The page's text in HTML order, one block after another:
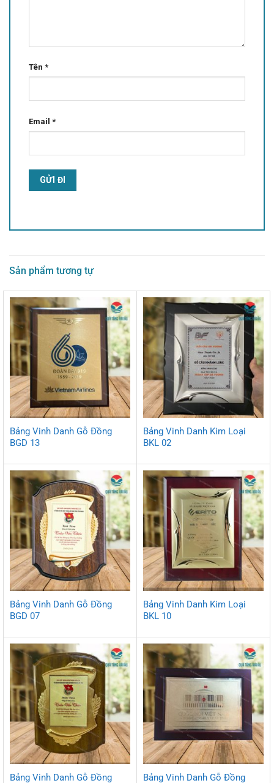
Tên *
Email *
Sản phẩm tương tự
Bảng Vinh Danh Gỗ Đồng
BGD 13
Bảng Vinh Danh Kim Loại
BKL 02
Bảng Vinh Danh Gỗ Đồng
BGD 07
Bảng Vinh Danh Kim Loại
BKL 10
Bảng Vinh Danh Gỗ Đồng Bảng Vinh Danh Gỗ Đồng